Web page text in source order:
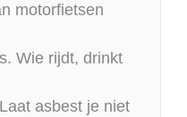
motorfietsen
Wie rijdt, drinkt
asbest je niet